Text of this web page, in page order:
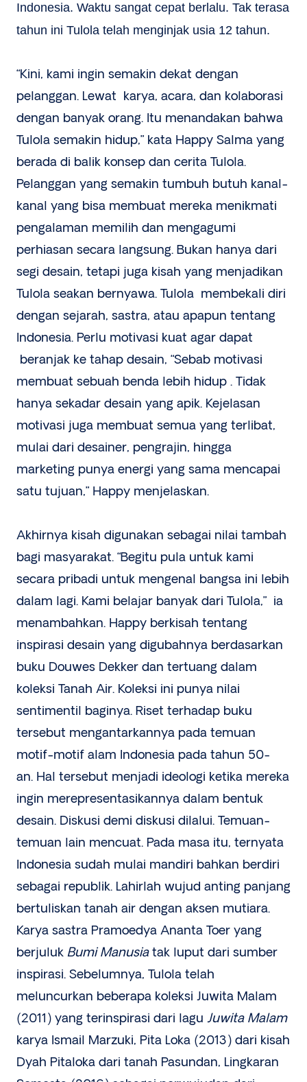
Indonesia. Waktu sangat cepat berlalu. Tak terasa
tahun ini Tulola telah menginjak usia 12 tahun.
“Kini, kami ingin semakin dekat dengan
pelanggan. Lewat karya, acara, dan kolaborasi
dengan banyak orang. Itu menandakan bahwa
Tulola semakin hidup,” kata Happy Salma yang
berada di balik konsep dan cerita Tulola.
Pelanggan yang semakin tumbuh butuh kanal-
kanal yang bisa membuat mereka menikmati
pengalaman memilih dan mengagumi
perhiasan secara langsung. Bukan hanya dari
segi desain, tetapi juga kisah yang menjadikan
Tulola seakan bernyawa. Tulola membekali diri
dengan sejarah, sastra, atau apapun tentang
Indonesia. Perlu motivasi kuat agar dapat
beranjak ke tahap desain, “Sebab motivasi
membuat sebuah benda lebih hidup . Tidak
hanya sekadar desain yang apik. Kejelasan
motivasi juga membuat semua yang terlibat,
mulai dari desainer, pengrajin, hingga
marketing punya energi yang sama mencapai
satu tujuan,” Happy menjelaskan.
Akhirnya kisah digunakan sebagai nilai tambah
bagi masyarakat. “Begitu pula untuk kami
secara pribadi untuk mengenal bangsa ini lebih
dalam lagi. Kami belajar banyak dari Tulola,” ia
menambahkan. Happy berkisah tentang
inspirasi desain yang digubahnya berdasarkan
buku Douwes Dekker dan tertuang dalam
koleksi Tanah Air. Koleksi ini punya nilai
sentimentil baginya. Riset terhadap buku
tersebut mengantarkannya pada temuan
motif-motif alam Indonesia pada tahun 50-
an. Hal tersebut menjadi ideologi ketika mereka
ingin merepresentasikannya dalam bentuk
desain. Diskusi demi diskusi dilalui. Temuan-
temuan lain mencuat. Pada masa itu, ternyata
Indonesia sudah mulai mandiri bahkan berdiri
sebagai republik. Lahirlah wujud anting panjang
bertuliskan tanah air dengan aksen mutiara.
Karya sastra Pramoedya Ananta Toer yang
berjuluk Bumi Manusiatak luput dari sumber
inspirasi. Sebelumnya, Tulola telah
meluncurkan beberapa koleksi Juwita Malam
(2011) yang terinspirasi dari lagu Juwita Malam
karya Ismail Marzuki, Pita Loka (2013) dari kisah
Dyah Pitaloka dari tanah Pasundan, Lingkaran